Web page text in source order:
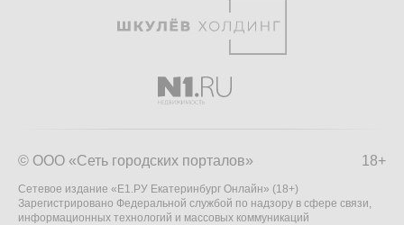
18+
© ООО «Сеть городских порталов»
Сетевое издание «Е1.РУ Екатеринбург Онлайн» (18+)
Зарегистрировано Федеральной службой по надзору в сфере связи,
информационных технологий и массовых коммуникаций